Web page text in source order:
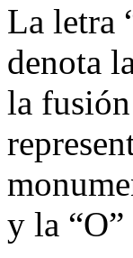
La letra
denota
la
y la “O”